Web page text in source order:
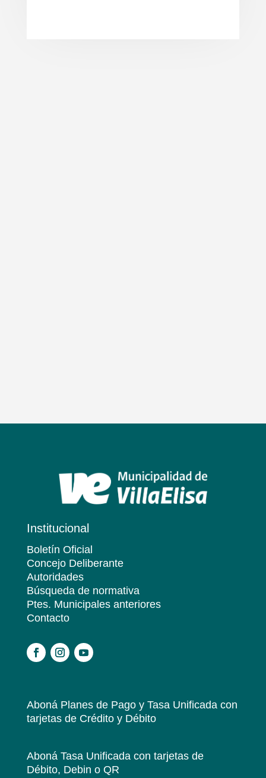
Institucional
Boletín Oficial
Concejo Deliberante
Autoridades
Búsqueda de normativa
Ptes. Municipales anteriores
Contacto
Aboná Planes de Pago y Tasa Unificadacon
tarjetas de Crédito y Débito
Aboná Tasa Unificadacon tarjetas de
Débito, Debin o QR